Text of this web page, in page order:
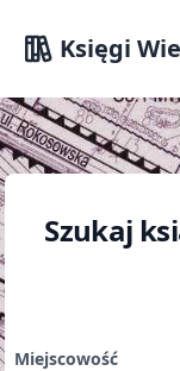
Księgi
Szukaj
Miejscowość